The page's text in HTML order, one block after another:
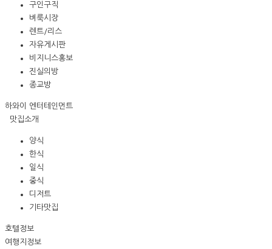
구인구직
벼룩시장
렌트/리스
자유게시판
비지니스홍보
진실의방
종교방
하와이 엔터테인먼트
맛집소개
양식
한식
일식
중식
디저트
기타맛집
호텔정보
여행지정보